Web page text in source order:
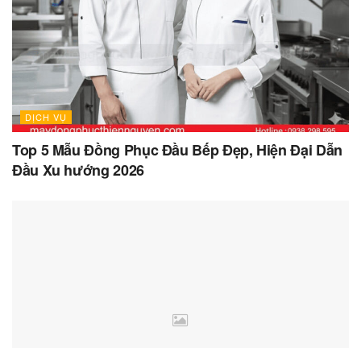
DỊCH VỤ
Top 5 Mẫu Đồng Phục Đầu Bếp Đẹp, Hiện Đại Dẫn
Đầu Xu hướng 2026